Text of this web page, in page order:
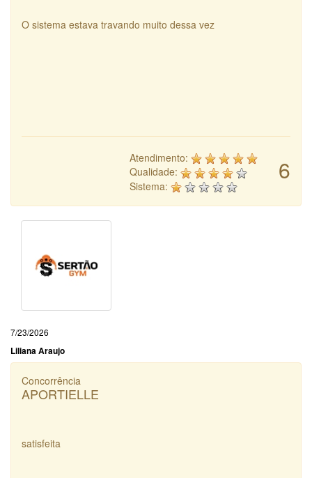
O sistema estava travando muito dessa vez
6
Atendimento:
Qualidade:
Sistema:
7/23/2026
Liliana Araujo
Concorrência
APORTIELLE
satisfeita